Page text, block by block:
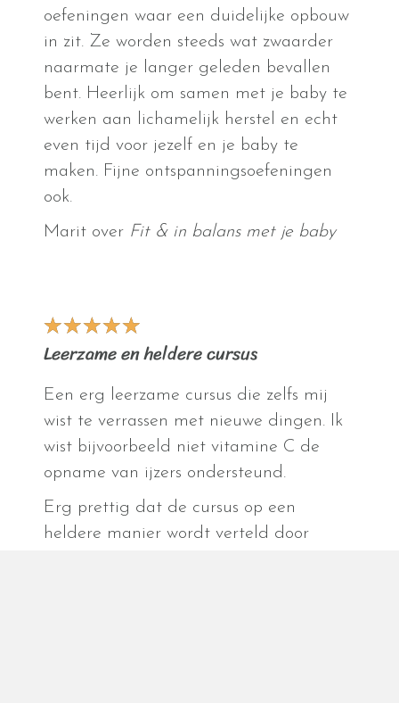
oefeningen waar een duidelijke opbouw
in zit. Ze worden steeds wat zwaarder
naarmate je langer geleden bevallen
bent. Heerlijk om samen met je baby te
werken aan lichamelijk herstel en echt
even tijd voor jezelf en je baby te
maken. Fijne ontspanningsoefeningen
ook.
Marit over Fit & in balans met je baby
★★★★★
Leerzame en heldere cursus
Een erg leerzame cursus die zelfs mij
wist te verrassen met nieuwe dingen. Ik
wist bijvoorbeeld niet vitamine C de
opname van ijzers ondersteund.
Erg prettig dat de cursus op een
heldere manier wordt verteld door